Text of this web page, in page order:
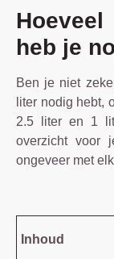
heb je
Ben je niet
liter nodig hebt,
2.5 liter en 1
overzicht voor
ongeveer met
Inhoud